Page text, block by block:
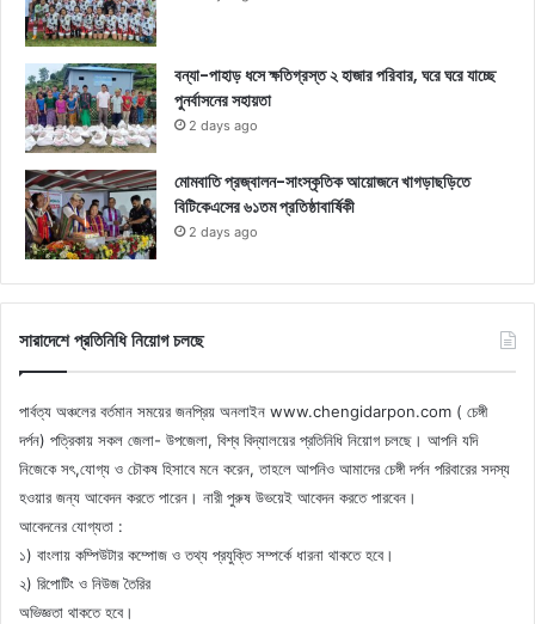
বন্যা-পাহাড় ধসে ক্ষতিগ্রস্ত ২ হাজার পরিবার, ঘরে ঘরে যাচ্ছে
পুনর্বাসনের সহায়তা
2 days ago
মোমবাতি প্রজ্বালন-সাংস্কৃতিক আয়োজনে খাগড়াছড়িতে
বিটিকেএসের ৬১তম প্রতিষ্ঠাবার্ষিকী
2 days ago
সারাদেশে প্রতিনিধি নিয়োগ চলছে
পার্বত্য অঞ্চলের বর্তমান সময়ের জনপ্রিয় অনলাইন www.chengidarpon.com ( চেঙ্গী
দর্পন) পত্রিকায় সকল জেলা- উপজেলা, বিশ্ব বিদ্যালয়ের প্রতিনিধি নিয়োগ চলছে। আপনি যদি
নিজেকে সৎ,যোগ্য ও চৌকষ হিসাবে মনে করেন, তাহলে আপনিও আমাদের চেঙ্গী দর্পন পরিবারের সদস্য
হওয়ার জন্য আবেদন করতে পারেন। নারী পুরুষ উভয়েই আবেদন করতে পারবেন।
আবেদনের যোগ্যতা :
১) বাংলায় কম্পিউটার কম্পোজ ও তথ্য প্রযুক্তি সম্পর্কে ধারনা থাকতে হবে।
২) রিপোটিং ও নিউজ তৈরির
অভিজ্ঞতা থাকতে হবে।